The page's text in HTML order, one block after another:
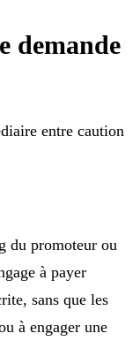
demande
entre caution
du promoteur ou
à payer
sans que les
à engager une